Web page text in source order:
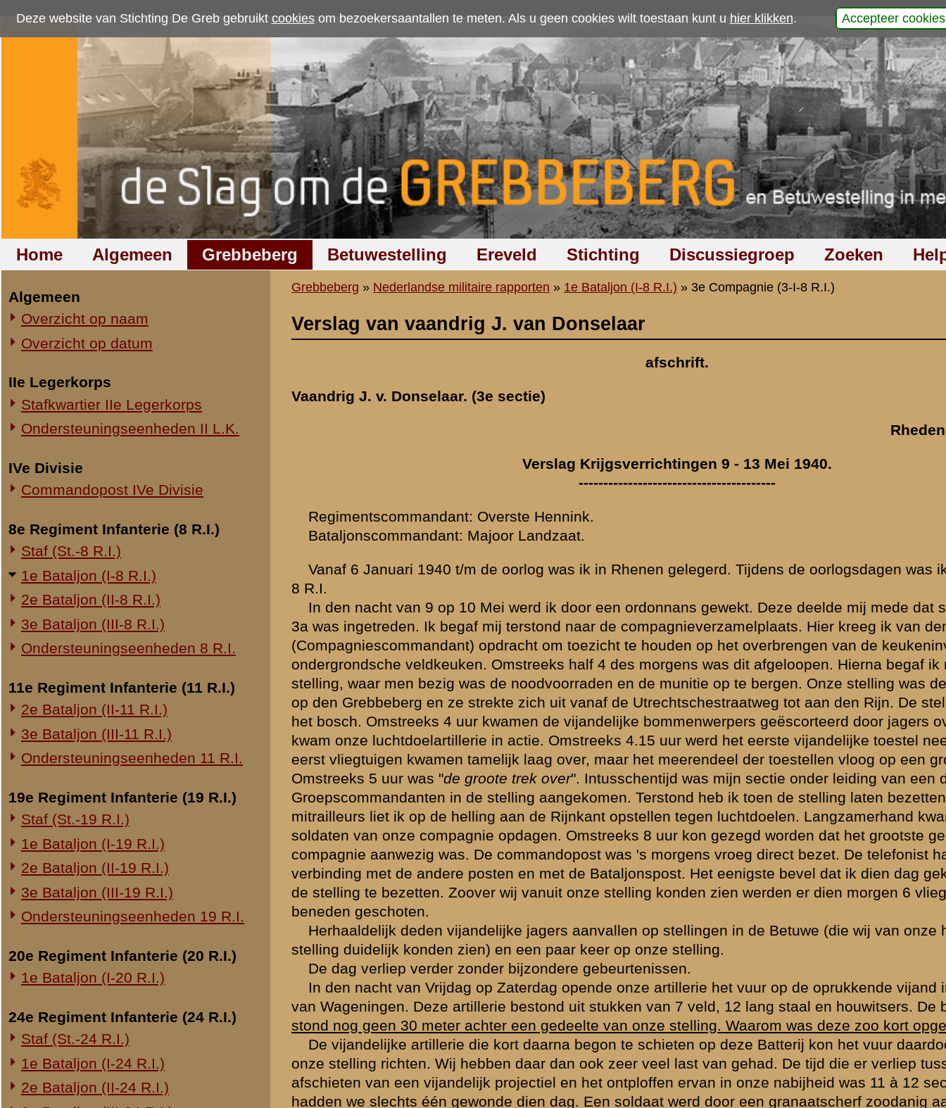
Deze website van Stichting De Greb gebruikt cookies om bezoekersaantallen te meten. Als u geen cookies wilt toestaan kunt u hier klikken Accepteer cookies
Home Algemeen Grebbeberg Betuwestelling Ereveld Stichting Discussiegroep Zoeken Help
Algemeen
Overzicht op naam
IIe Legerkorps
Stafkwartier IIe Legerkorps
IVe Divisie
Commandopost IVe Divisie
8e Regiment Infanterie (8 R.I.)
1e Bataljon (I-8 R.I.)
2e Bataljon (II-8 R.I.)
3e Bataljon (III-8 R.I.)
Ondersteuningseenheden 8 R.I.
2e Bataljon (II-11 R.I.)
3e Bataljon (III-11 R.I.)
19e Regiment Infanterie (19 R.I.)
Staf (St.-19 R.I.)
1e Bataljon (I-19 R.I.)
2e Bataljon (II-19 R.I.)
3e Bataljon (III-19 R.I.)
Ondersteuningseenheden 19 R.I.
1e Bataljon (I-20 R.I.)
Staf (St.-24 R.I.)
1e Bataljon (I-24 R.I.)
3e Bataljon (III-24 R.I.)
29e Regiment Infanterie (29 R.I.)
1e Bataljon (I-29 R.I.)
3e Bataljon (III-29 R.I.)
Ondersteuningseenheden 29 R.I.
Staf (St.-8 R.A.)
1e Afdeling (I-8 R.A.)
3e Afdeling (III-8 R.A.)
Overige legeronderdelen
3e Regiment Huzaren (3 R.H.)
Luchtdoelmitrailleurs en -artillerie
1-II Bataljon Pag.
1-IV Bataljon Pag.
4e Compagnie Pioniers (4 C.P.)
4e Mitrailleurcompagnie (4 M.C.)
4-II Auto Bataljon
Grebbeberg Nederlandse militaire rapporten »1e Bataljon (I-8 R.I.) »3e Compagnie (3-I-8 R.I.)
Verslag van vaandrig J. van Donselaar
afschrift.
Vaandrig J. v. Donselaar. (3e sectie)
Rheden, 6 Januari 1941.
----------------------------------------
In den nacht van 9 op 10 Mei werd ik door een ordonnans gewekt. Deze deelde mij mede dat strijdvaardigheid
(Compagniescommandant) opdracht om toezicht te houden op het overbrengen van de keukeninventaris naar de
op den Grebbeberg en ze strekte zich uit vanaf de Utrechtschestraatweg tot aan den Rijn. De stelling lag geheel in
het bosch. Omstreeks 4 uur kwamen de vijandelijke bommenwerpers geëscorteerd door jagers over. Terstond
kwam onze luchtdoelartillerie in actie. Omstreeks 4.15 uur werd het eerste vijandelijke toestel neergehaald. De
de groote trek over". Intusschentijd was mijn sectie onder leiding van een der
Groepscommandanten in de stelling aangekomen. Terstond heb ik toen de stelling laten bezetten. Een van de drie
mitrailleurs liet ik op de helling aan de Rijnkant opstellen tegen luchtdoelen. Langzamerhand kwamen er meer
compagnie aanwezig was. De commandopost was 's morgens vroeg direct bezet. De telefonist had spoedig
verbinding met de andere posten en met de Bataljonspost. Het eenigste bevel dat ik dien dag gekregen heb was
de stelling te bezetten. Zoover wij vanuit onze stelling konden zien werden er dien morgen 6 vliegtuigen naar
Herhaaldelijk deden vijandelijke jagers aanvallen op stellingen in de Betuwe (die wij van onze hoog gelegen
stelling duidelijk konden zien) en een paar keer op onze stelling.
De dag verliep verder zonder bijzondere gebeurtenissen.
In den nacht van Vrijdag op Zaterdag opende onze artillerie het vuur op de oprukkende vijand in de nabijheid
van Wageningen. Deze artillerie bestond uit stukken van 7 veld, 12 lang staal en houwitsers. De batterij 7 veld
stond nog geen 30 meter achter een gedeelte van onze stelling. Waarom was deze zoo kort opgesteld?
De vijandelijke artillerie die kort daarna begon te schieten op deze Batterij kon het vuur daardoor precies op
onze stelling richten. Wij hebben daar dan ook zeer veel last van gehad. De tijd die er verliep tusschen het
afschieten van een vijandelijk projectiel en het ontploffen ervan in onze nabijheid was 11 à 12 seconden. Gelukkig
hadden we slechts één gewonde dien dag. Een soldaat werd door een granaatscherf zoodanig aan zijn been
geraakt, dat dit gebroken is.
De geheele nacht hoorden we beneden aan de Grebbe hevig vuren. Soms meende een van onze soldaten ook
iets te zien en schoot. Direct werd dit door de geheele stelling overgenomen, iedereen vuurde maar. We moesten
telkens van de een naar de ander loopen om hem te beduiden, dat er nog niets te doen was.
Die nacht schijnen er troepen over de Grebbe getrokken te zijn, of het kunnen parachutisten geweest zijn, maar
in ieder geval werden we zaterdagmorgen van kortbij beschoten, zoowel van voor onze stelling als er achter. We
zaten toen al tusschen twee vuren. De vijand zat in de boomen. De schutter en helper van de middelste mitrailleur
van mijn sectie gaf ik het bevel om de mitrailleur op de borstwering te zetten om zoodoende de kruinen van de
boomen voor de prikkeldraadversperring rijkelijk van kogels te voorzien.
Spoedig zagen we dan ook iemand in een groenachtig pak naar beneden vallen. Maar daar de boomen dicht op
elkaar stonden kon ik slechts met de mitrailleur een klein gedeelte onder vuur nemen. Slechts op de plaats waar
de prikkeldraadversperringen stonden, waren de boomen verwijderd, daarvoor of er achter mocht niets weggekapt
worden, waarom mochten we geen schietsleuven hakken? Het antwoord is: "men vond het jammer zooveel
natuurschoon te vernielen". Het dichte bosch en daardoor het slechte zicht is een van de ergste nadeelen
geweest. Die dag werd het vuur van den vijand steeds heviger. Eten en drinken kon niet meer worden
aangevoerd. Herhaaldelijk vroeg onze kapitein om versterking of aflossing, het antwoord was steeds ontkennend.
De geest onder de soldaten was uitstekend, iedereen was vol goede moed. Zoo werd het Zaterdagavond. Het was
stikdonker in het bosch, hier en daar hoorden we iemand in de boom klimmen, maar daar we geen schijnwerpers
hadden, konden we daar zoo goed als niets tegen doen.
De nachten waren zenuwsloopend. Tastend langs de wanden van de loopgraaf moesten we onze weg vinden
om hier en daar moed in te spreken waar het noodig was.
Eindelijk werd het dag, 1e Pinksterdag. De vijand zat in het voorterrein. Zoo nu en dan werd er geschoten. De
artillerie achter ons was verdwenen.
's Avonds 5.15 uur kregen we bericht dat we het voorterrein van vijanden moesten zuiveren. Ieder kreeg zijn
instructie. Om 5.45 uur klonk het signaal "voorwaarts", voor velen was dit het laatste signaal. In looppas verlieten
we de loopgraaf. Ongehinderd konden we de prikkeldraadversperring passeeren maar toen we ons in tirailleurlinie
gingen verspreiden kregen we vuur. Met korte sprongen ging het voorwaarts, het vuur werd heviger. Plotseling
bemerkten wij dat we vanuit onzeeigen stelling beschoten werden, vijand?We wisten het niet, voorwaarts ging
het. Daar klonk het bevel "op de loopgraaf terugtrekken". Nog steeds kregen we vuur uit onze stelling, langs een